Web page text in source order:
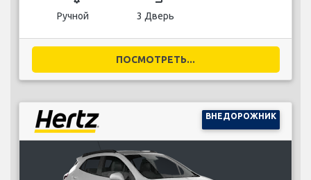
Ручной 3 Дверь
ПОСМОТРЕТЬ...
ВНЕДОРОЖНИК